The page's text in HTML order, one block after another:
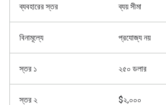
ব্যবহারের স্তর ব্যয় সীমা
বিনামূল্যে প্রযোজ্য নয়
স্তর ১ ২৫০ ডলার
স্তর ২ $২,০০০